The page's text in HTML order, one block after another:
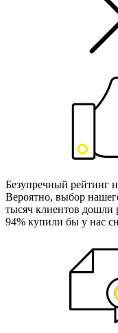
Безупречный рейтинг
Вероятно, выбор
тысяч клиентов дошли
94% купили бы у нас